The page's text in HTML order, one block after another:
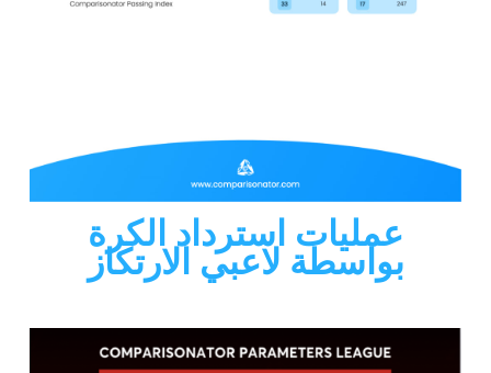
عمليات استرداد الكرة
بواسطة لاعبي الارتكاز